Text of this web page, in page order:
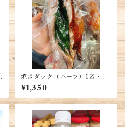
焼きダック（ハーフ）1袋・Ro
ast Duck (Half)・Vịt Quay
Nửa Con
¥1,350